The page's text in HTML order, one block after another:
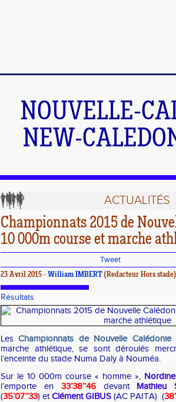
NOUVELLE-
NEW-
ACTUALITÉS
Championnats 2015 de
10 000m course et marche
Tweet
23 Avril 2015 - William IMBERT (Redacteur Hors stade)
Résultats
LesChampionnats de Nouvelle
marche athlétique, se sont déroulés
l’enceinte du stade Numa Daly à Nouméa.
Sur le 10 000m course « homme »,
l’emporte en 33’38’’46devant Mathieu
(35’07’’33) etClément GIBUS (AC PAITA) (